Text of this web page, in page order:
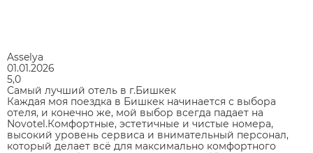
Asselya
01.01.2026
5,0
Самый лучший отель в г.Бишкек
Каждая моя поездка в Бишкек начинается с выбора
отеля, и конечно же, мой выбор всегда падает на
Novotel.Комфортные, эстетичные и чистые номера,
высокий уровень сервиса и внимательный персонал,
который делает всё для максимально комфортного